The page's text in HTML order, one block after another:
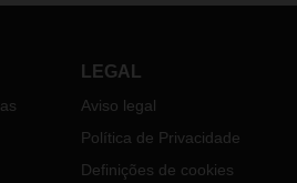
LEGAL
Aviso legal
Política de Privacidade
Definições de cookies